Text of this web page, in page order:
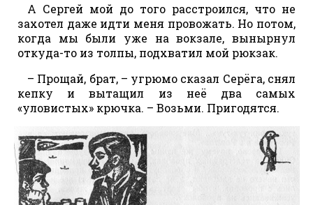
А Сергей мой до того расстроился, что не
захотел даже идти меня провожать. Но потом,
когда мы были уже на вокзале, вынырнул
откуда-то из толпы, подхватил мой рюкзак.
– Прощай, брат, – угрюмо сказал Серёга, снял
кепку и вытащил из неё два самых
«уловистых» крючка. – Возьми. Пригодятся.